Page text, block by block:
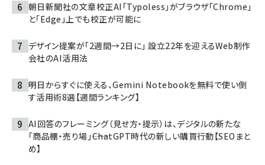
朝日新聞社の文章校正AI「Typoless」がブラウザ「Chrome」
と「Edge」上でも校正が可能に
デザイン提案が「2週間→2日に」 設立22年を迎えるWeb制作
会社のAI活用法
明日からすぐに使える、Gemini Notebookを無料で使い倒
す活用術8選【週間ランキング】
AI回答のフレーミング（見せ方・提示）は、デジタルの新たな
「商品棚・売り場」――ChatGPT時代の新しい購買行動【SEOまと
め】